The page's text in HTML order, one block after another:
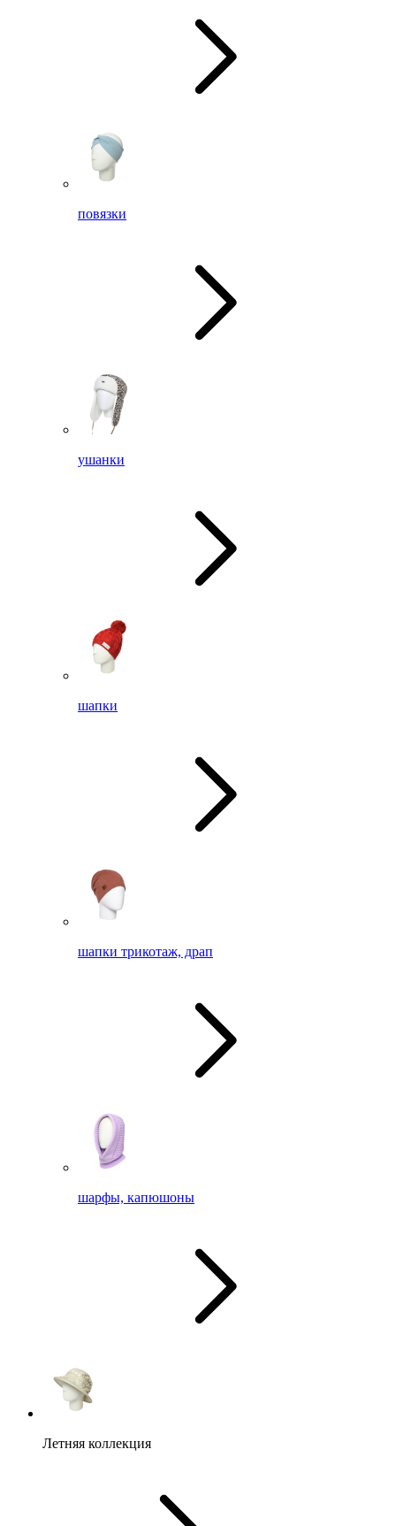
повязки
ушанки
шапки
шапки трикотаж, драп
шарфы, капюшоны
Летняя коллекция